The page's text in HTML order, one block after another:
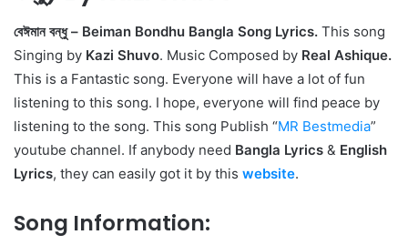
বেঈমান বন্ধু – Beiman Bondhu Bangla Song Lyrics. This song
Singing by Kazi Shuvo. Music Composed by Real Ashique.
This is a Fantastic song. Everyone will have a lot of fun
listening to this song. I hope, everyone will find peace by
listening to the song. This song Publish “MR Bestmedia”
youtube channel. If anybody need Bangla Lyrics & English
Lyrics, they can easily got it by this website.
Song Information: